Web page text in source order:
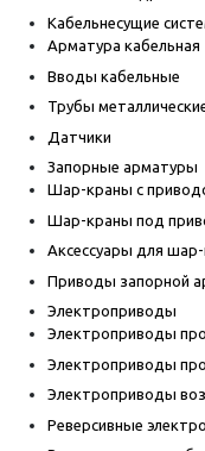
Кабельнесущие
Арматура кабельная
Вводы кабельные
Трубы
Датчики
Запорные арматуры
Шар-краны с
Шар-краны под
Аксессуары для
Приводы запорной
Электроприводы
Электроприводы
Электроприводы
Электроприводы
Реверсивные